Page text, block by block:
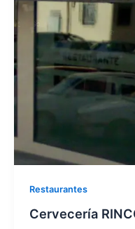
Restaurantes
Cervecería